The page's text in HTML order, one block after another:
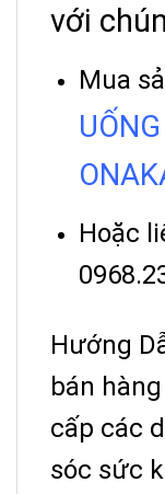
với
Mua
Hoặc
Hướng
bán
cấp các
sóc sức